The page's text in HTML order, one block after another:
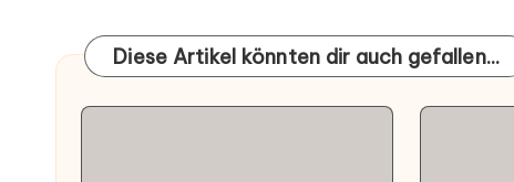
Diese Artikel könnten dir auch gefallen...